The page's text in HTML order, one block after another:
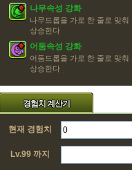
나무속성 강화
나무드롭을 가로 한 줄로 맞
상승한다
어둠속성 강화
어둠드롭을 가로 한 줄로 맞
상승한다
경험치 계산기
현재 경험치
Lv.99 까지